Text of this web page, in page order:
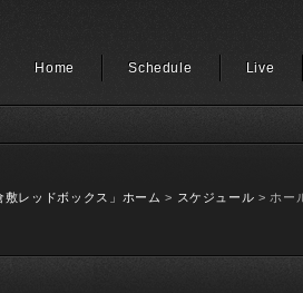
Home Schedule Live
レッドボックス」ホーム > スケジュール > ホー